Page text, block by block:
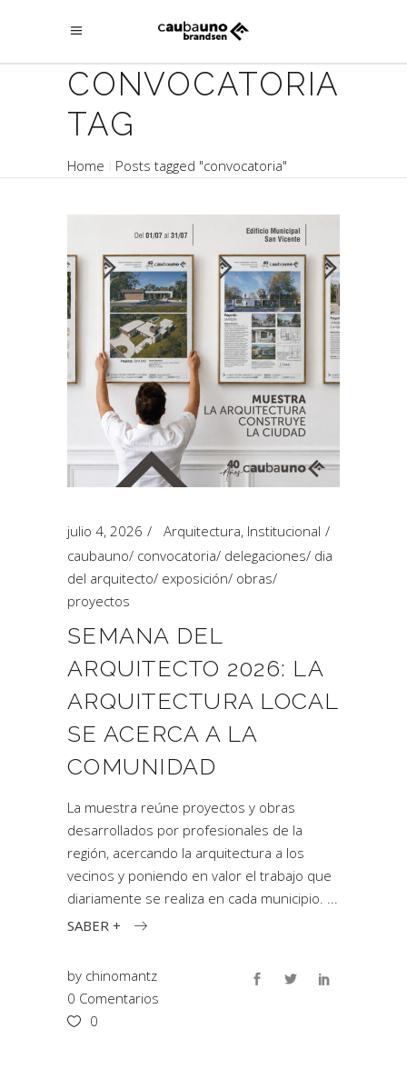
CONVOCATORIA
TAG
Home Posts tagged "convocatoria"
julio 4, 2026 Arquitectura, Institucional
caubauno/ convocatoria/ delegaciones/ dia
del arquitecto/ exposición/ obras/
proyectos
SEMANA DEL
ARQUITECTO 2026: LA
ARQUITECTURA LOCAL
SE ACERCA A LA
COMUNIDAD
La muestra reúne proyectos y obras
desarrollados por profesionales de la
región, acercando la arquitectura a los
vecinos y poniendo en valor el trabajo que
diariamente se realiza en cada municipio.
SABER +
by chinomantz
0 Comentarios
0